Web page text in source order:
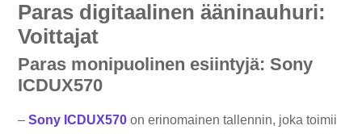
Paras digitaalinen ääninauhuri:
Voittajat
Paras monipuolinen esiintyjä: Sony
ICDUX570
–Sony ICDUX570 on erinomainen tallennin, joka toimii